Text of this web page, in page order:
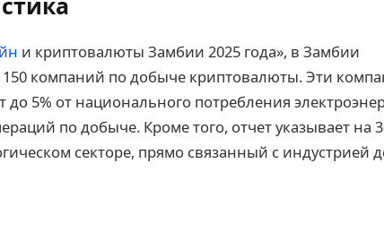
и криптовалюты Замбии 2025 года», в Замбии
150 компаний по добыче криптовалюты. Эти
до 5% от национального потребления
по добыче. Кроме того, отчет указывает на
секторе, прямо связанный с индустрией